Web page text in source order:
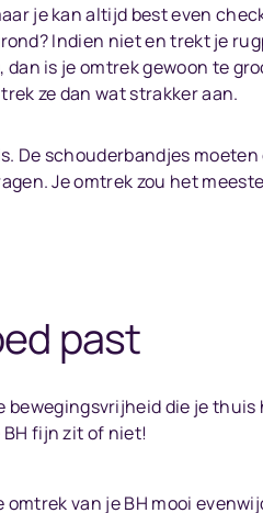
je kan altijd best even
Indien niet en trekt je
is je omtrek gewoon te
ze dan wat strakker aan.
De schouderbandjes moeten
Je omtrek zou het
past
bewegingsvrijheid die je thuis
fijn zit of niet!
van je BH mooi